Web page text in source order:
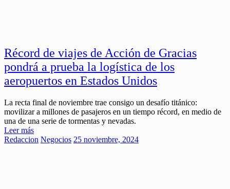
Récord de viajes de Acción de Gracias
pondrá a prueba la logística de los
aeropuertos en Estados Unidos
La recta final de noviembre trae consigo un desafío titánico:
movilizar a millones de pasajeros en un tiempo récord, en medio de
una de una serie de tormentas y nevadas.
Leer más
Redaccion Negocios 25 noviembre, 2024